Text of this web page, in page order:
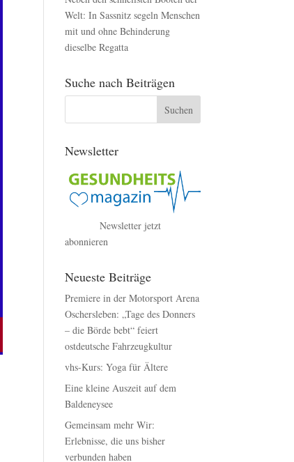
Welt: In Sassnitz segeln Menschen
mit und ohne Behinderung
dieselbe Regatta
Suche nach Beiträgen
Newsletter
Newsletter jetzt
abonnieren
Neueste Beiträge
Premiere in der Motorsport Arena
Oschersleben: „Tage des Donners
– die Börde bebt“ feiert
ostdeutsche Fahrzeugkultur
vhs-Kurs: Yoga für Ältere
Eine kleine Auszeit auf dem
Baldeneysee
Gemeinsam mehr Wir:
Erlebnisse, die uns bisher
verbunden haben